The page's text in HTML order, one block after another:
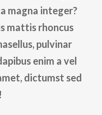
magna integer?
mattis rhoncus
pulvinar
enim a vel
dictumst sed